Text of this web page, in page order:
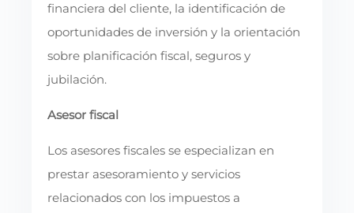
financiera del cliente, la identificación de
oportunidades de inversión y la orientación
sobre planificación fiscal, seguros y
jubilación.
Asesor fiscal
Los asesores fiscales se especializan en
prestar asesoramiento y servicios
relacionados con los impuestos a